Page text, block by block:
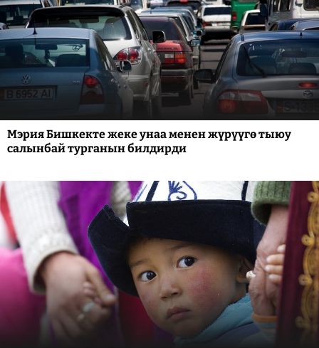
Мэрия Бишкекте жеке унаа менен жүрүүгө тыюу
салынбай турганын билдирди